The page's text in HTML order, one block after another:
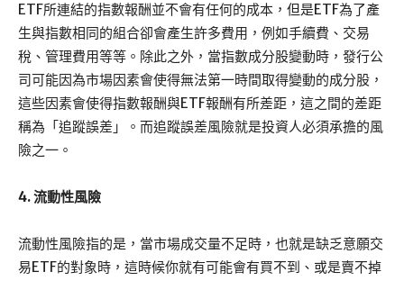
ETF所連結的指數報酬並不會有任何的成本，但是ETF為了產
生與指數相同的組合卻會產生許多費用，例如手續費、交易
稅、管理費用等等。除此之外，當指數成分股變動時，發行公
司可能因為市場因素會使得無法第一時間取得變動的成分股，
這些因素會使得指數報酬與ETF報酬有所差距，這之間的差距
稱為「追蹤誤差」。而追蹤誤差風險就是投資人必須承擔的風
險之一。
4. 流動性風險
流動性風險指的是，當市場成交量不足時，也就是缺乏意願交
易ETF的對象時，這時候你就有可能會有買不到、或是賣不掉